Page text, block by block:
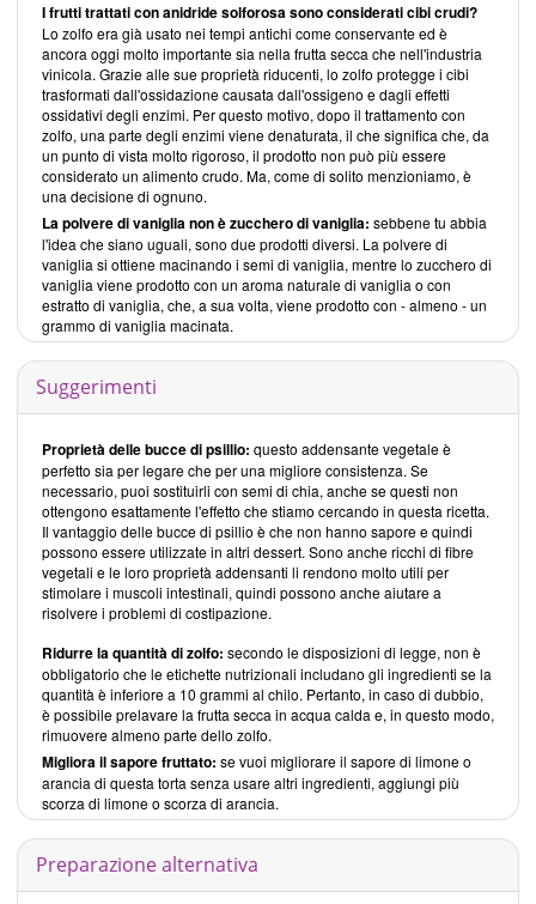
I frutti trattati con anidride solforosa sono considerati cibi crudi?
Lo zolfo era già usato nei tempi antichi come conservante ed è
ancora oggi molto importante sia nella frutta secca che nell'industria
vinicola. Grazie alle sue proprietà riducenti, lo zolfo protegge i cibi
trasformati dall'ossidazione causata dall'ossigeno e dagli effetti
ossidativi degli enzimi. Per questo motivo, dopo il trattamento con
zolfo, una parte degli enzimi viene denaturata, il che significa che, da
un punto di vista molto rigoroso, il prodotto non può più essere
considerato un alimento crudo. Ma, come di solito menzioniamo, è
una decisione di ognuno.
La polvere di vaniglia non è zucchero di vaniglia: sebbene tu abbia
l'idea che siano uguali, sono due prodotti diversi. La polvere di
vaniglia si ottiene macinando i semi di vaniglia, mentre lo zucchero di
vaniglia viene prodotto con un aroma naturale di vaniglia o con
estratto di vaniglia, che, a sua volta, viene prodotto con - almeno - un
grammo di vaniglia macinata.
Suggerimenti
Proprietà delle bucce di psillio: questo addensante vegetale è
perfetto sia per legare che per una migliore consistenza. Se
necessario, puoi sostituirli con semi di chia, anche se questi non
ottengono esattamente l'effetto che stiamo cercando in questa ricetta.
Il vantaggio delle bucce di psillio è che non hanno sapore e quindi
possono essere utilizzate in altri dessert. Sono anche ricchi di fibre
vegetali e le loro proprietà addensanti li rendono molto utili per
stimolare i muscoli intestinali, quindi possono anche aiutare a
risolvere i problemi di costipazione.
Ridurre la quantità di zolfo: secondo le disposizioni di legge, non è
obbligatorio che le etichette nutrizionali includano gli ingredienti se la
quantità è inferiore a 10 grammi al chilo. Pertanto, in caso di dubbio,
è possibile prelavare la frutta secca in acqua calda e, in questo modo,
rimuovere almeno parte dello zolfo.
Migliora il sapore fruttato: se vuoi migliorare il sapore di limone o
arancia di questa torta senza usare altri ingredienti, aggiungi più
scorza di limone o scorza di arancia.
Preparazione alternativa